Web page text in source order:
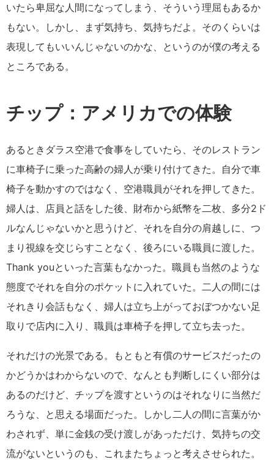
いたら卑屈な人間になってしまう、そういう理屈もあるか
もない。しかし、まず気持ち、気持ちだよ。そのくらいは
表現してもいいんじゃないのかな、というのが僕の考える
ところである。
チップ：アメリカでの体験
あるときダラス空港で食事をしていたら、そのレストラン
に車椅子に乗った高齢の婦人が乗り付けてきた。自分で車
椅子を動かすのではなく、空港職員がそれを押してきた。
婦人は、店員と話をした後、財布から紙幣を二枚、多分2ド
ルなんじゃないかと思うけど、それを自分の肩越しに、つ
まり視線を交じらすことなく、後ろにいる職員に渡した。
Thank youといった言葉もなかった。職員も当然のような
態度でそれを自分のポケットに入れていた。二人の間には
それきり会話もなく、婦人は立ち上がっておぼつかない足
取りで店内に入り、職員は車椅子を押して立ち去った。
それだけの光景である。もともと有償のサービスだったの
かどうかはわからないので、なんとも判断しにくい部分は
あるのだけど、チップを渡すというのはそれなりに当然だ
ろうな、と思える場面だった。しかし二人の間に言葉がか
わされず、単に金銭の受け渡しがあっただけ、気持ちの交
流がないというのも、これまたちょっと考えさせられた。